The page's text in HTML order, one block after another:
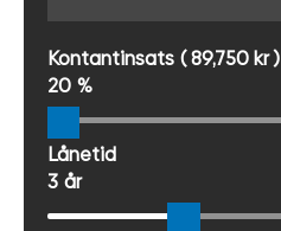
Kontantinsats ( 89,750 kr )
20 %
Lånetid
3 år